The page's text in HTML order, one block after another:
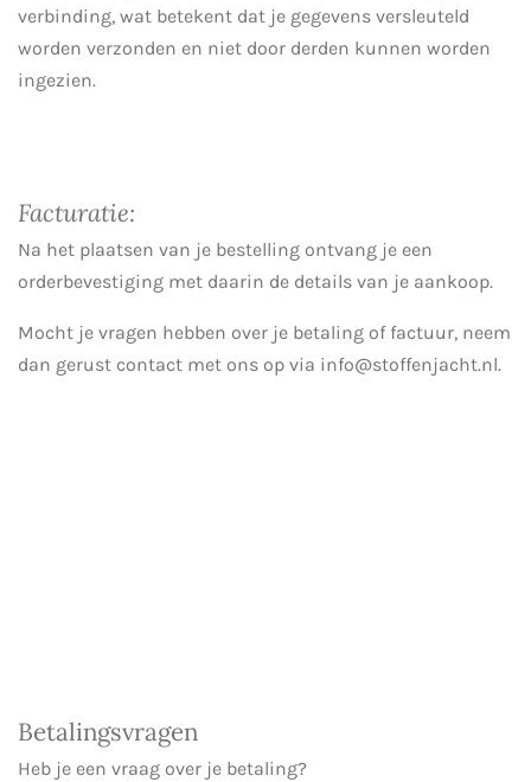
verbinding, wat betekent dat je gegevens versleuteld
worden verzonden en niet door derden kunnen worden
ingezien.
Facturatie:
Na het plaatsen van je bestelling ontvang je een
orderbevestiging met daarin de details van je aankoop.
Mocht je vragen hebben over je betaling of factuur, neem
dan gerust contact met ons op via info@stoffenjacht.nl.
Betalingsvragen
Heb je een vraag over je betaling?